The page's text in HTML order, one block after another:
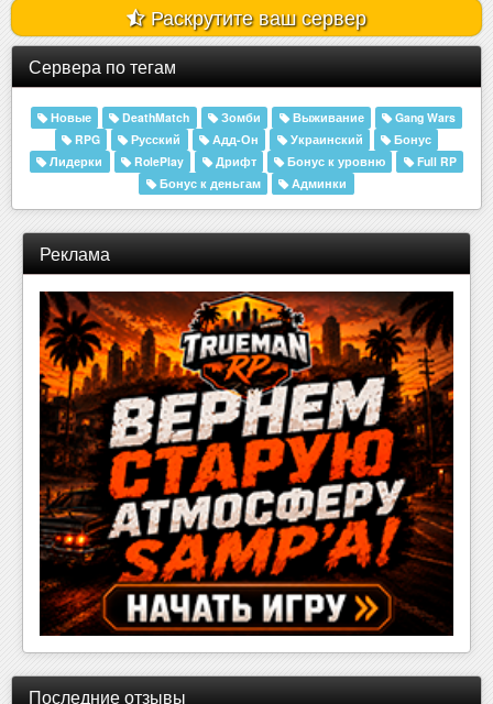
Раскрутите ваш сервер
Сервера по тегам
Новые DeathMatch Зомби Выживание
Gang Wars
RPG
Русский Адд-Он Украинский
Бонус
Лидерки
RolePlay Дрифт Бонус к уровню
Full RP
Бонус к деньгам
Админки
Реклама
Последние отзывы